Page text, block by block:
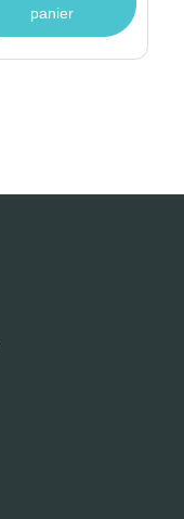
panier